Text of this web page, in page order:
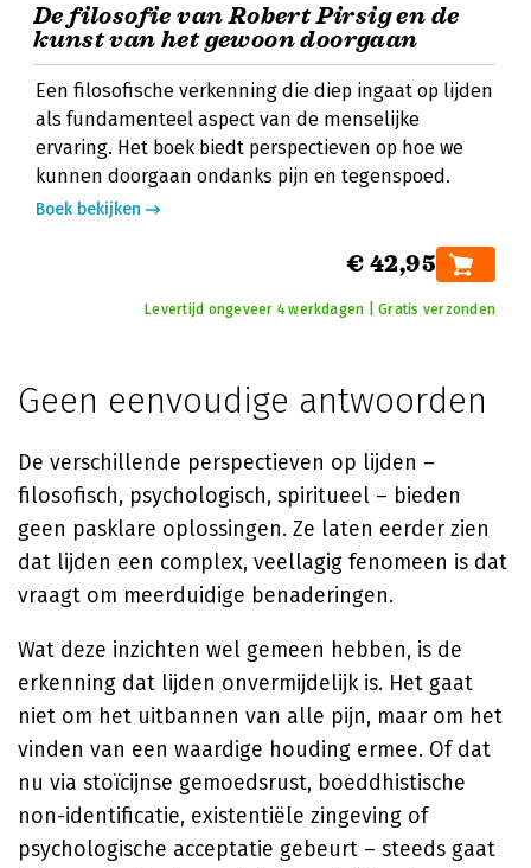
De filosofie van Robert Pirsig en de
kunst van het gewoon doorgaan
Een filosofische verkenning die diep ingaat op lijden
als fundamenteel aspect van de menselijke
ervaring. Het boek biedt perspectieven op hoe we
kunnen doorgaan ondanks pijn en tegenspoed.
Boek bekijken
€ 42,95
Levertijd ongeveer 4 werkdagen | Gratis verzonden
Geen eenvoudige antwoorden
De verschillende perspectieven op lijden –
filosofisch, psychologisch, spiritueel – bieden
geen pasklare oplossingen. Ze laten eerder zien
dat lijden een complex, veellagig fenomeen is dat
vraagt om meerduidige benaderingen.
Wat deze inzichten wel gemeen hebben, is de
erkenning dat lijden onvermijdelijk is. Het gaat
niet om het uitbannen van alle pijn, maar om het
vinden van een waardige houding ermee. Of dat
nu via stoïcijnse gemoedsrust, boeddhistische
non-identificatie, existentiële zingeving of
psychologische acceptatie gebeurt – steeds gaat